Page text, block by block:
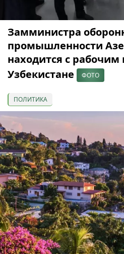
Замминистра
промышленности
находится с
Узбекистане
ФОТО
ПОЛИТИКА